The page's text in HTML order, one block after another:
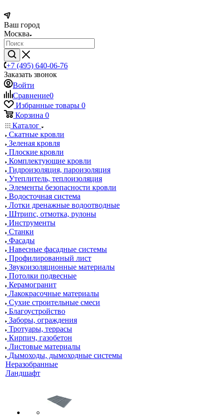
Ваш город
Москва
+7 (495) 640-06-76
Заказать звонок
Войти
Сравнение0
Избранные товары 0
Корзина 0
Каталог
Скатные кровли
Зеленая кровля
Плоские кровли
Комплектующие кровли
Гидроизоляция, пароизоляция
Утеплитель, теплоизоляция
Элементы безопасности кровли
Водосточная система
Лотки дренажные водоотводные
Штрипс, отмотка, рулоны
Инструменты
Станки
Фасады
Навесные фасадные системы
Профилированный лист
Звукоизоляционные материалы
Потолки подвесные
Керамогранит
Лакокрасочные материалы
Сухие строительные смеси
Благоустройство
Заборы, ограждения
Тротуары, террасы
Кирпич, газобетон
Листовые материалы
Дымоходы, дымоходные системы
Неразобранные
Ландшафт